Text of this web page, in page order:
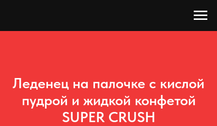
Леденец на палочке с кислой
пудрой и жидкой конфетой
SUPER CRUSH